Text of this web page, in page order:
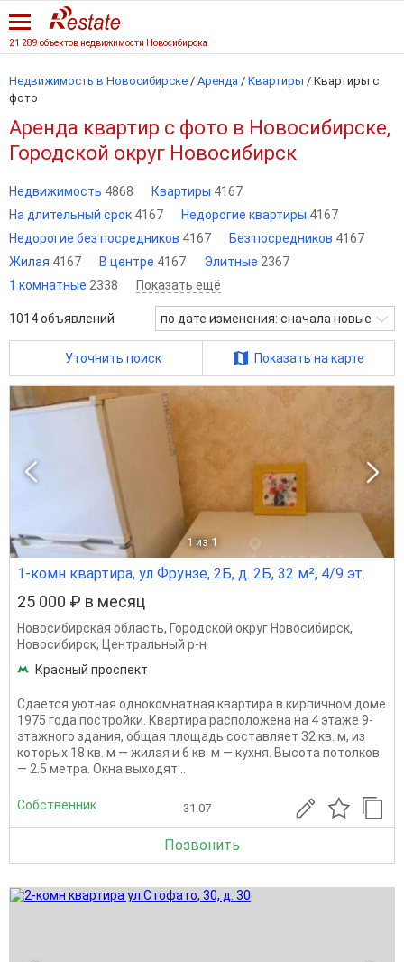
21 289 объектов недвижимости Новосибирска
Недвижимость в Новосибирске / Аренда / Квартиры / Квартиры с
фото
Аренда квартир с фото в Новосибирске,
Городской округ Новосибирск
Недвижимость 4868 Квартиры 4167
На длительный срок 4167 Недорогие квартиры 4167
Недорогие без посредников 4167 Без посредников 4167
Жилая 4167 В центре 4167 Элитные 2367
1 комнатные 2338 Показать ещё
1014объявлений по дате изменения: сначала новые
Уточнить поиск Показать на карте
1 из 1
1-комн квартира, ул Фрунзе, 2Б, д. 2Б, 32 м², 4/9 эт.
25 000 ₽ в месяц
Новосибирская область, Городской округ Новосибирск,
Новосибирск,
Центральный р-н
Красный проспект
Сдается уютная однокомнатная квартира в кирпичном доме
1975 года постройки. Квартира расположена на 4 этаже 9-
этажного здания, общая площадь составляет 32 кв. м, из
которых 18 кв. м — жилая и 6 кв. м — кухня. Высота потолков
— 2.5 метра. Окна выходят...
Собственник 31.07
Позвонить